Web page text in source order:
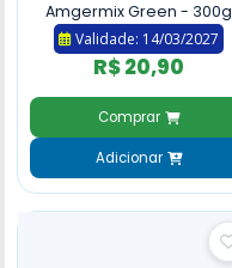
Amgermix Green - 300g
Validade: 14/03/2027
R$ 20,90
Comprar
Adicionar